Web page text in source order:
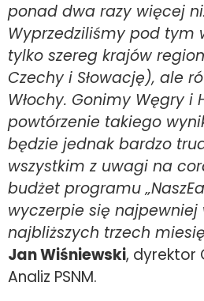
ponad dwa razy więcej
Wyprzedziliśmy pod tym
tylko szereg krajów
Czechy i Słowację), ale
Włochy. Gonimy Węgry i
powtórzenie takiego
będzie jednak bardzo
wszystkim z uwagi na
budżet programu
wyczerpie się
najbliższych trzech
Jan Wiśniewski, dyrektor
Analiz PSNM.